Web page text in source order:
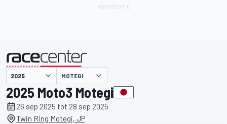
gepresenteerd door MOTEGI
2025 Moto3 Motegi
26 sep 2025 tot 28 sep 2025
Twin Ring Motegi, JP